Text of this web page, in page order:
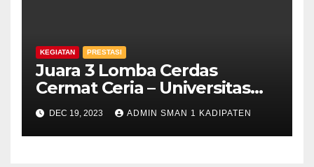
KEGIATAN PRESTASI
Juara 3 Lomba Cerdas
Cermat Ceria – Universitas
Majalengka
DEC 19, 2023 ADMIN SMAN 1 KADIPATEN